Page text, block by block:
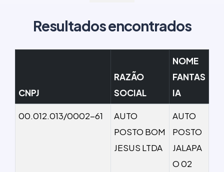
Resultados encontrados
CNPJ
RAZÃO
SOCIAL
NOME
FANTAS
IA
00.012.013/0002-61
AUTO
POSTO BOM
JESUS LTDA
AUTO
POSTO
JALAPA
O 02